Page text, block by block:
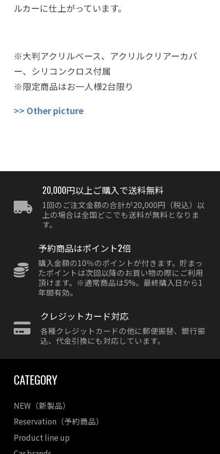
ルカーに仕上がっています。
※大判アクリルベース、アクリルクリアーカバ
ー、シリコンクロス付属
※限定商品はお一人様2台限り
>> Other picture
20,000円以上ご購入で送料無料
1回のご注文金額の合計が20,000円（税込）以
上の場合は全国どこでも送料が無料となりま
す。
予約商品はポイント2倍
購入金額の10％のポイントが付きます。貯まっ
たポイントは次回以降のお買い物の際にご利用
頂けます。※通常商品は5%。最終購入日から1
年間有効。
クレジットカード対応
各種クレジットカードの他に郵便振替、銀行振
込、代金引換にも対応しています。
CATEGORY
NEW（新製品）
Reservation（予約商品）
Product line up